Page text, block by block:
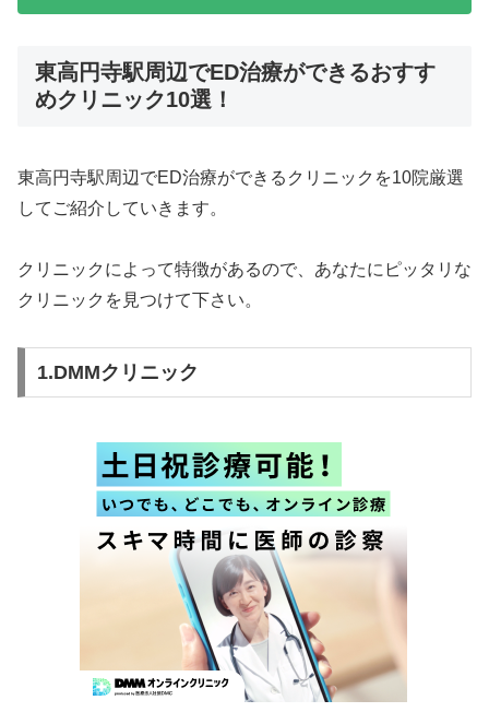
東高円寺駅周辺でED治療ができるおすす
めクリニック10選！
東高円寺駅周辺でED治療ができるクリニックを10院厳選
してご紹介していきます。
クリニックによって特徴があるので、あなたにピッタリな
クリニックを見つけて下さい。
1.DMMクリニック